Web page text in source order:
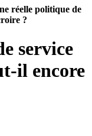
réelle politique de
?
service
il encore